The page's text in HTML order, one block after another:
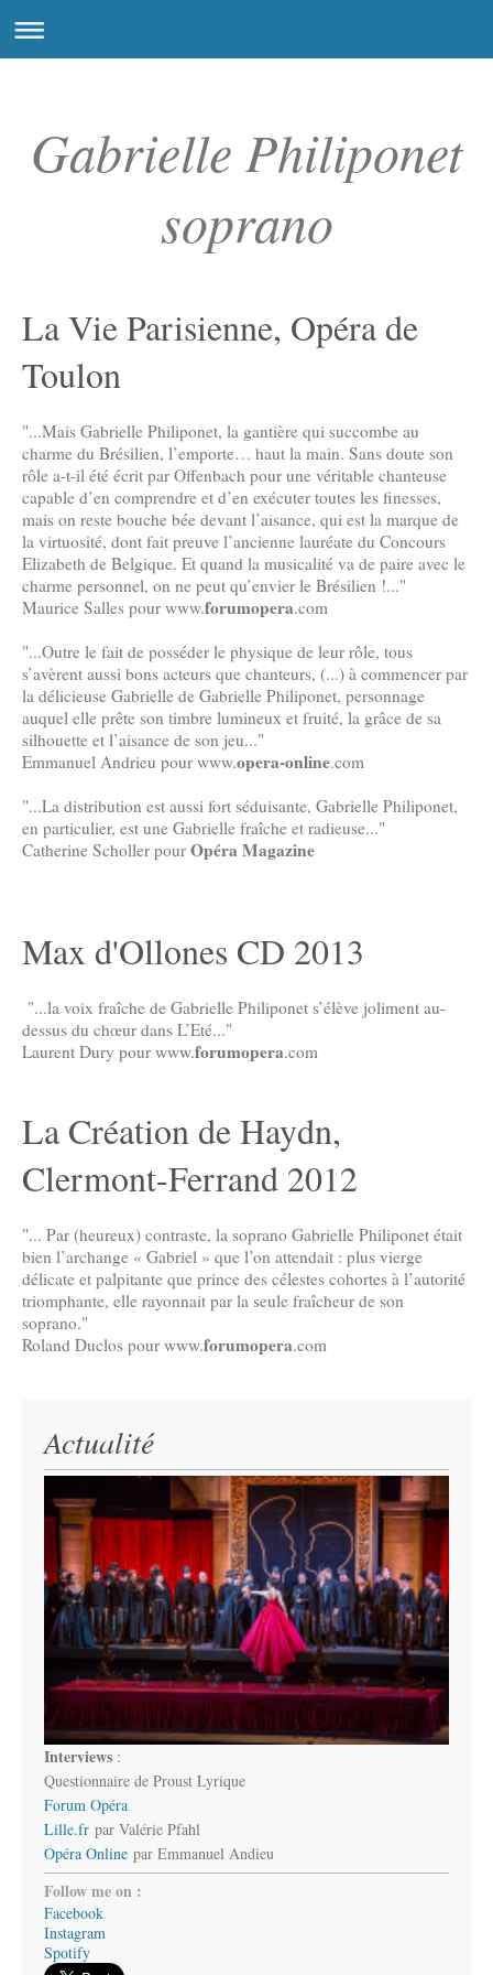
Gabrielle Philiponet
soprano
La Vie Parisienne, Opéra de
Toulon
"...Mais Gabrielle Philiponet, la gantière qui succombe au
charme du Brésilien, l’emporte… haut la main. Sans doute son
rôle a-t-il été écrit par Offenbach pour une véritable chanteuse
capable d’en comprendre et d’en exécuter toutes les finesses,
mais on reste bouche bée devant l’aisance, qui est la marque de
la virtuosité, dont fait preuve l’ancienne lauréate du Concours
Elizabeth de Belgique. Et quand la musicalité va de paire avec le
charme personnel, on ne peut qu’envier le Brésilien !..."
Maurice Salles pour www.forumopera.com
"...Outre le fait de posséder le physique de leur rôle, tous
s’avèrent aussi bons acteurs que chanteurs, (...) à commencer par
la délicieuse Gabrielle de Gabrielle Philiponet, personnage
auquel elle prête son timbre lumineux et fruité, la grâce de sa
silhouette et l’aisance de son jeu..."
Emmanuel Andrieu pour www.opera-online.com
"...La distribution est aussi fort séduisante, Gabrielle Philiponet,
en particulier, est une Gabrielle fraîche et radieuse..."
Catherine Scholler pour Opéra Magazine
Max d'Ollones CD 2013
"...la voix fraîche de Gabrielle Philiponet s’élève joliment au-
dessus du chœur dans L’Eté..."
Laurent Dury pour www.forumopera.com
La Création de Haydn,
Clermont-Ferrand 2012
"... Par (heureux) contraste, la soprano Gabrielle Philiponet était
bien l’archange « Gabriel » que l’on attendait : plus vierge
délicate et palpitante que prince des célestes cohortes à l’autorité
triomphante, elle rayonnait par la seule fraîcheur de son
soprano."
Roland Duclos pour www.forumopera.com
Actualité
Interviews :
Questionnaire de Proust Lyrique
Forum Opéra
Lille.fr par Valérie Pfahl
Opéra Online par Emmanuel Andieu
Follow me on :
Facebook
Instagram
Spotify